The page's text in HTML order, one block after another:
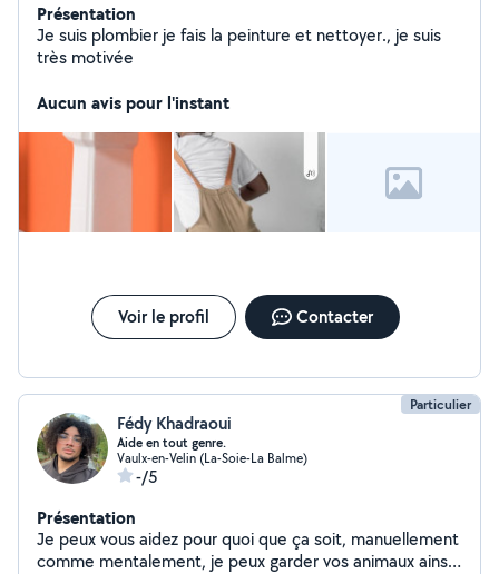
Présentation
Je suis plombier je fais la peinture et nettoyer., je suis
très motivée
Aucun avis pour l'instant
Voir le profil Contacter
Particulier
Fédy Khadraoui
Aide en tout genre.
Vaulx-en-Velin (La-Soie-La Balme)
-/5
Présentation
Je peux vous aidez pour quoi que ça soit, manuellement
comme mentalement, je peux garder vos animaux ainsi